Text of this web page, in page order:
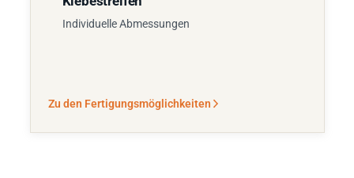
Individuelle Abmessungen
Zu den Fertigungsmöglichkeiten